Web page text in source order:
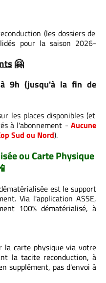
(les dossiers de
pour la saison 2026-
​🤗​
9h (jusqu'à la fin de
les places disponibles (et
à l'abonnement - Aucune
Sud ou Nord).
ou Carte Physique
est le support
Via l'application ASSE,
100% dématérialisé, à
la carte physique via votre
la tacite reconduction, à
supplément, pas d'envoi à